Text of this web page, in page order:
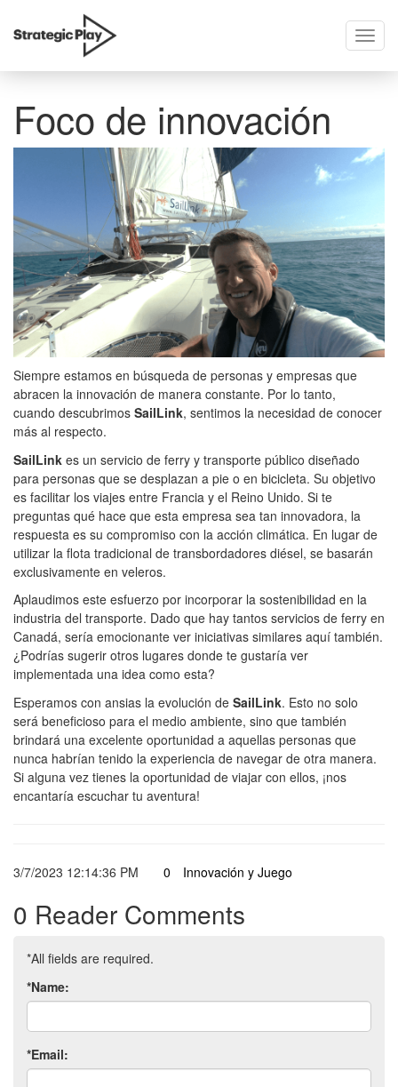
skip
Foco de innovación
Siempre estamos en búsqueda de personas y empresas que
abracen la innovación de manera constante. Por lo tanto,
cuando descubrimos SailLink, sentimos la necesidad de conocer
más al respecto.
SailLink es un servicio de ferry y transporte público diseñado
para personas que se desplazan a pie o en bicicleta. Su objetivo
es facilitar los viajes entre Francia y el Reino Unido. Si te
preguntas qué hace que esta empresa sea tan innovadora, la
respuesta es su compromiso con la acción climática. En lugar de
utilizar la flota tradicional de transbordadores diésel, se basarán
exclusivamente en veleros.
Aplaudimos este esfuerzo por incorporar la sostenibilidad en la
industria del transporte. Dado que hay tantos servicios de ferry en
Canadá, sería emocionante ver iniciativas similares aquí también.
¿Podrías sugerir otros lugares donde te gustaría ver
implementada una idea como esta?
Esperamos con ansias la evolución de SailLink. Esto no solo
será beneficioso para el medio ambiente, sino que también
brindará una excelente oportunidad a aquellas personas que
nunca habrían tenido la experiencia de navegar de otra manera.
Si alguna vez tienes la oportunidad de viajar con ellos, ¡nos
encantaría escuchar tu aventura!
3/7/2023 12:14:36 PM 0 Innovación y Juego
0 Reader Comments
*All fields are required.
*Name:
*Email: